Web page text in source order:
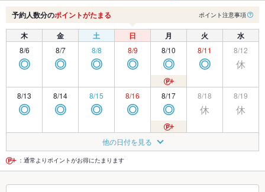
予約人数分のポイントがたまる ポイント注意事項
木 金 土 日 月 火 水
8/6
◎
8/7
◎
8/8
◎
8/9
◎
8/10
◎
8/11
◎
8/12
休
8/13
◎
8/14
◎
8/15
◎
8/16
◎
8/17
◎
8/18
休
8/19
休
◎ ◎
8/22
◎
8/23
◎
8/24
◎ 休 休
8/27 8/28 8/29 8/30 8/31 9/1 9/2
他の日付を見る
：通常よりポイントがお得にたまります